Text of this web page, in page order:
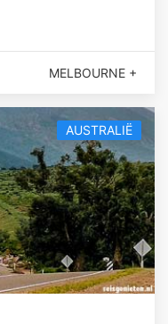
MELBOURNE +
AUSTRALIË